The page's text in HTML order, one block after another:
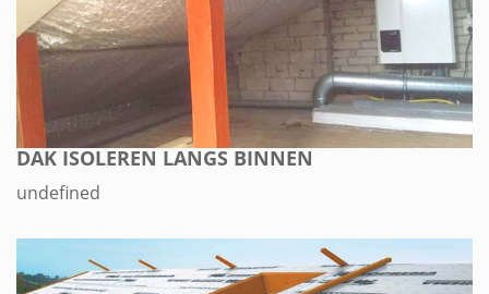
DAK ISOLEREN LANGS BINNEN
undefined